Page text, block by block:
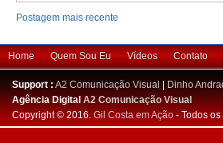
Postagem mais recente
Home Quem Sou Eu Vídeos Contato
Support : A2 Comunicação Visual | Dinho
Agência DigitalA2 Comunicação Visual
Copyright © 2016. Gil Costa em Ação - Todos